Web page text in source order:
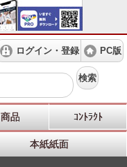
ログイン・登録 PC版
検索
商品 ｺﾝﾄﾗｸﾄ
本紙紙面